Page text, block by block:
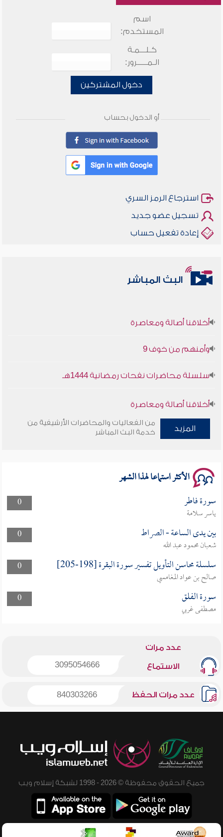
اسم
المستخدم:
كـلـــمـة
الـمـــــرور:
دخول المشتركين
أو الدخول بحساب
استرجاع الرمز السري
تسجيل عضو جديد
إعادة تفعيل حساب
البث المباشر
أخلاقنا أصالة ومعاصرة
وأمنهم من خوف 9
سلسلة محاضرات نفحات رمضانية 1444هـ
أخلاقنا أصالة ومعاصرة
وأمنهم من خوف 9
المزيد
من الفعاليات والمحاضرات الأرشيفية من
خدمة البث المباشر
الأكثر استماعا لهذا الشهر
0 سورة فاطر
ياسر سلامة
0
بين يدى الساعة - الصراط
شعبان محمود عبد الله
0
سلسلة محاسن التأويل تفسير سورة البقرة [198-205]
صالح بن عواد المغامسي
0
سورة الفلق
مصطفى غربي
عدد مرات
الاستماع 3095054666
عدد مرات الحفظ 840303266
جميع الحقوق محفوظة © 2026 - 1998 لشبكة إسلام ويب